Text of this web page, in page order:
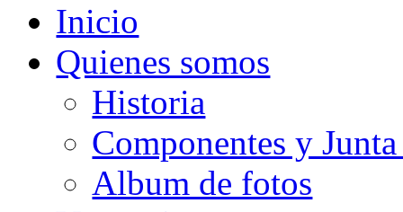
Inicio
Quienes somos
Historia
Componentes y
Album de fotos